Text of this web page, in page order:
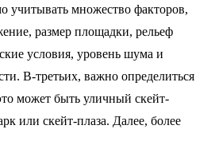
учитывать множество факторов,
размер площадки, рельеф
условия, уровень шума и
В-третьих, важно определиться
может быть уличный скейт-
или скейт-плаза. Далее, более